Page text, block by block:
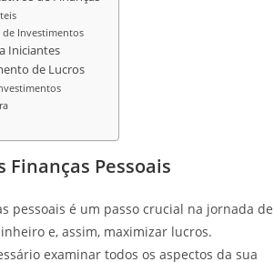
Investimentos
Iniciantes
de Lucros
Finanças Pessoais
pessoais é um passo crucial na jornada de
e, assim, maximizar lucros.
examinar todos os aspectos da sua